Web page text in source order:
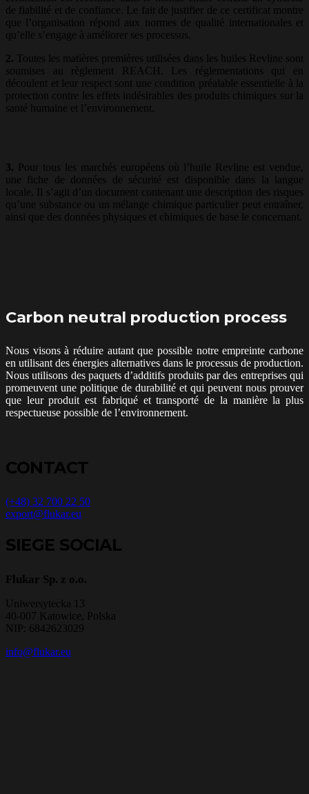
de fiabilité et de confiance. Le fait de justifier de ce certificat montre
que l’organisation répond aux normes de qualité internationales et
qu’elle s’engage à améliorer ses processus.
2. Toutes les matières premières utilisées dans les huiles Revline sont
soumises au règlement REACH. Les réglementations qui en
découlent et leur respect sont une condition préalable essentielle à la
protection contre les effets indésirables des produits chimiques sur la
santé humaine et l’environnement.
3. Pour tous les marchés européens où l’huile Revline est vendue,
une fiche de données de sécurité est disponible dans la langue
locale. Il s’agit d’un document contenant une description des risques
qu’une substance ou un mélange chimique particulier peut entraîner,
ainsi que des données physiques et chimiques de base le concernant.
Carbon neutral production process
Nous visons à réduire autant que possible notre empreinte carbone
en utilisant des énergies alternatives dans le processus de production.
Nous utilisons des paquets d’additifs produits par des entreprises qui
promeuvent une politique de durabilité et qui peuvent nous prouver
que leur produit est fabriqué et transporté de la manière la plus
respectueuse possible de l’environnement.
CONTACT
(+48) 32 700 22 50
export@flukar.eu
SIEGE SOCIAL
Flukar Sp. z o.o.
Uniwersytecka 13
40-007 Katowice, Polska
NIP: 6842623029
info@flukar.eu